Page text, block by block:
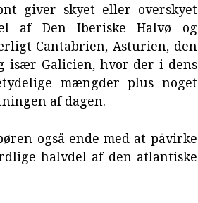
giver skyet eller overskyet
af Den Iberiske Halvø og
Cantabrien, Asturien, den
især Galicien, hvor der i dens
mængder plus noget
af dagen.
også ende med at påvirke
halvdel af den atlantiske